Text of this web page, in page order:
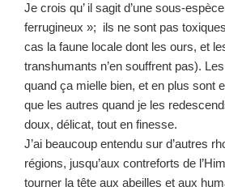
Je crois qu’ il sagit d’une sous-
ferrugineux »; ils ne sont pas
cas la faune locale dont les ours, et
transhumants n’en souffrent pas).
quand ça mielle bien, et en plus sont
que les autres quand je les
doux, délicat, tout en finesse.
J’ai beaucoup entendu sur d’autres
régions, jusqu’aux contreforts de
tourner la tête aux abeilles et aux